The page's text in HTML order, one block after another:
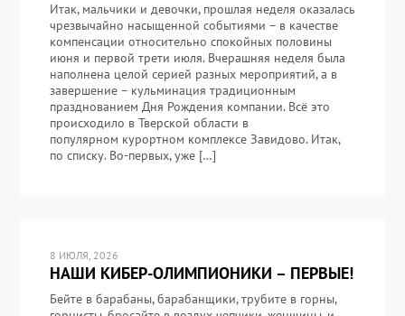
Итак, мальчики и девочки, прошлая неделя оказалась
чрезвычайно насыщенной событиями – в качестве
компенсации относительно спокойных половины
июня и первой трети июля. Вчерашняя неделя была
наполнена целой серией разных мероприятий, а в
завершение – кульминация традиционным
празднованием Дня Рождения компании. Всё это
происходило в Тверской области в
популярном курортном комплексе Завидово. Итак,
по списку. Во-первых, уже […]
8 ИЮЛЯ, 2026
НАШИ КИБЕР-ОЛИМПИОНИКИ – ПЕРВЫЕ!
Бейте в барабаны, барабанщики, трубите в горны,